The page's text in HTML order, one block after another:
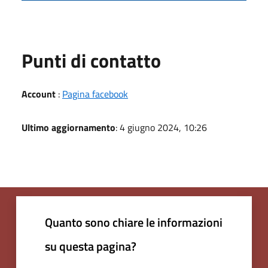
Punti di contatto
Account : Pagina facebook
Ultimo aggiornamento: 4 giugno 2024, 10:26
Quanto sono chiare le informazioni
su questa pagina?